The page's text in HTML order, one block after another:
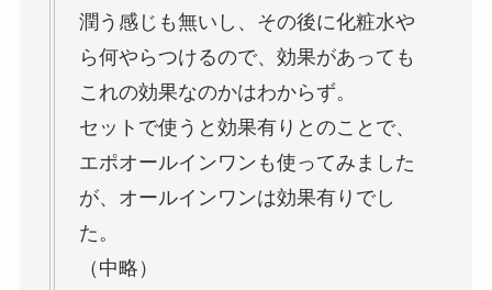
潤う感じも無いし、その後に化粧水や
ら何やらつけるので、効果があっても
これの効果なのかはわからず。
セットで使うと効果有りとのことで、
エポオールインワンも使ってみました
が、オールインワンは効果有りでし
た。
（中略）